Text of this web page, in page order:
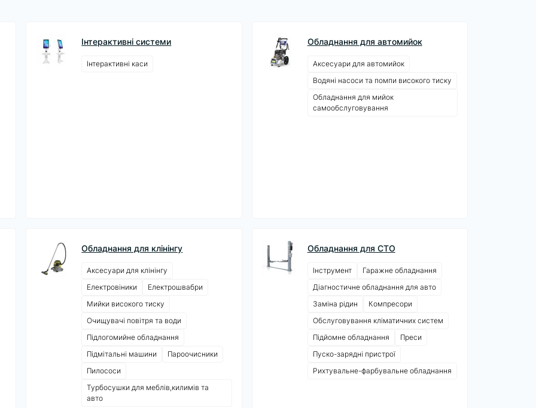
Інтерактивні системи
Інтерактивні каси
Обладнання для автомийок
Аксесуари для автомийок
Водяні насоси та помпи високого тиску
Обладнання для мийок
самообслуговування
Обладнання для клінінгу
Аксесуари для клінінгу
Електровіники
Електрошвабри
Мийки високого тиску
Очищувачі повітря та води
Підлогомийне обладнання
Підмітальні машини
Пароочисники
Пилососи
Турбосушки для меблів,килимів та
авто
Обладнання для СТО
Інструмент
Гаражне обладнання
Діагностичне обладнання для авто
Заміна рідин
Компресори
Обслуговування кліматичних систем
Підйомне обладнання
Преси
Пуско-зарядні пристрої
Рихтувальне-фарбувальне обладнання